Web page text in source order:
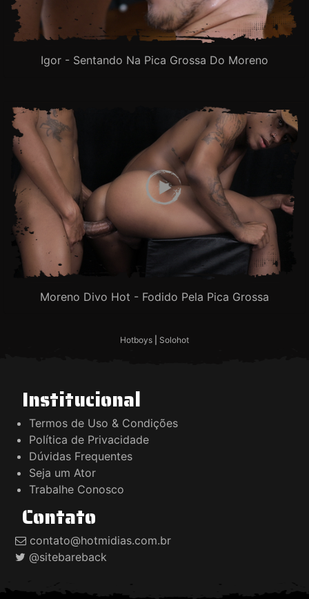
Igor - Sentando Na Pica Grossa Do Moreno
Moreno Divo Hot - Fodido Pela Pica Grossa
Hotboys Solohot
Institucional
Termos de Uso & Condições
Política de Privacidade
Dúvidas Frequentes
Seja um Ator
Trabalhe Conosco
Contato
contato@hotmidias.com.br
@sitebareback